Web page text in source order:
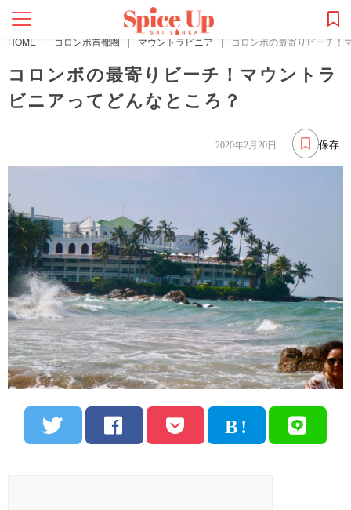
HOME | コロンボ首都圏 | マウントラビニア | コロンボの最寄りビーチ！
コロンボの最寄りビーチ！マウントラ
ビニアってどんなところ？
保存
2020年2月20日